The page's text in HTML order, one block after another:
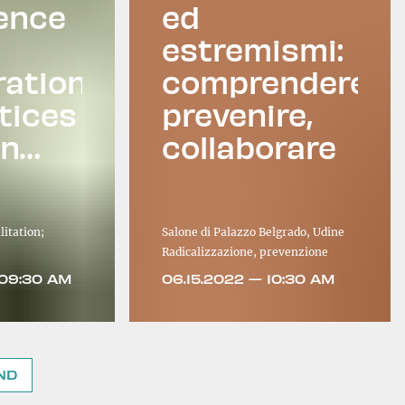
and
AM
ed
estremismi:
comprendere,
prevenire,
collaborare
Salone di Palazzo Belgrado, Udine
Radicalizzazione, prevenzione
06.15.2022 — 10:30 AM